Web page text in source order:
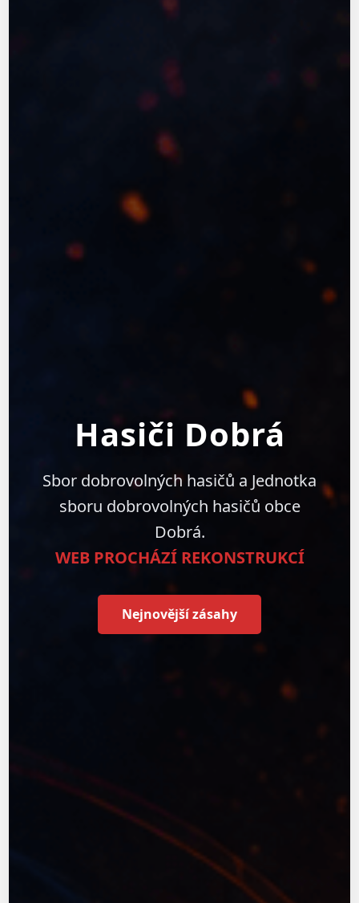
Hasiči Dobrá
Sbor dobrovolných hasičů a Jednotka
sboru dobrovolných hasičů obce
Dobrá.
WEB PROCHÁZÍ REKONSTRUKCÍ
Nejnovější zásahy